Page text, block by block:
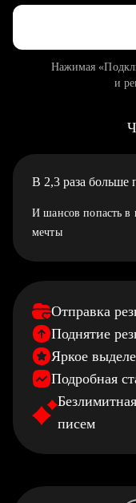
Нажимая
и
В 2,3 раза больше
И шансов попасть в
мечты
Отправка
Поднятие
Яркое
Подробная
писем